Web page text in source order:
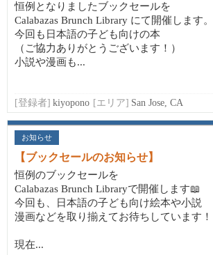
恒例となりましたブックセールを
Calabazas Brunch Library にて開催します。
今回も日本語の子ども向けの本
（ご協力ありがとうございます！）
小説や漫画も...
[登録者] kiyopono [エリア] San Jose, CA
お知らせ
【ブックセールのお知らせ】
恒例のブックセールを
Calabazas Brunch Libraryで開催します📖
今回も、日本語の子ども向け絵本や小説
漫画などを取り揃えてお待ちしています！
現在...